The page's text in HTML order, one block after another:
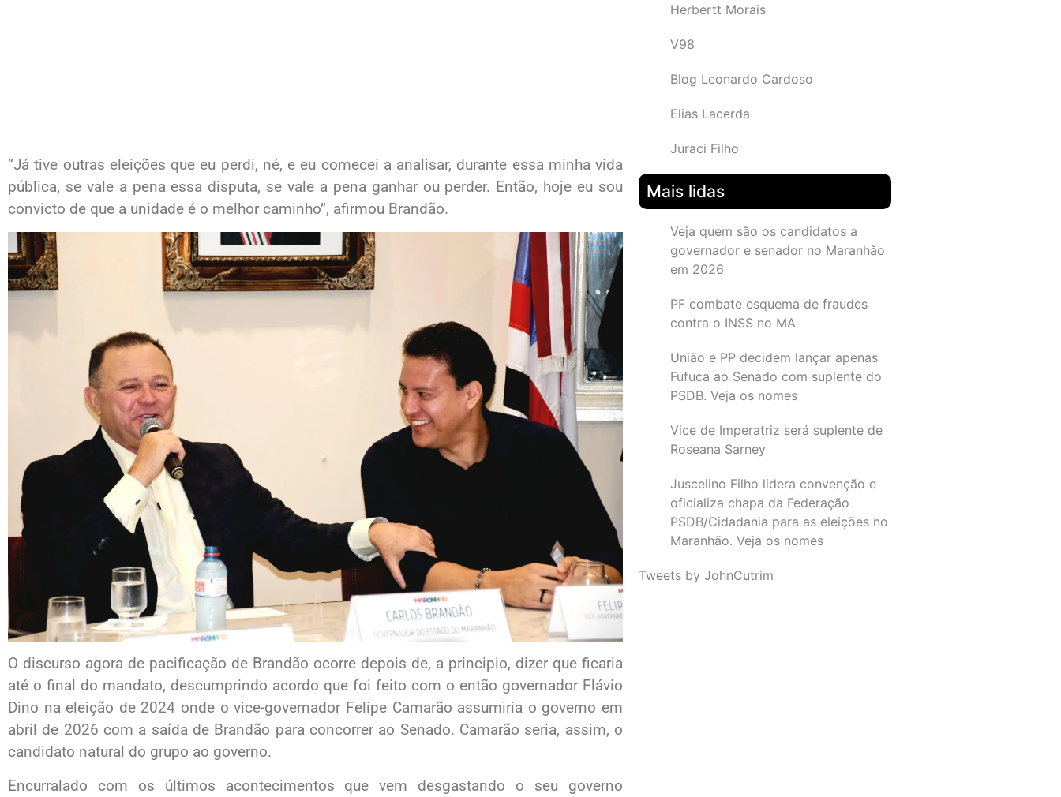
“Já tive outras eleições que eu perdi, né, e eu comecei a analisar, durante essa minha vida
pública, se vale a pena essa disputa, se vale a pena ganhar ou perder. Então, hoje eu sou
convicto de que a unidade é o melhor caminho”, afirmou Brandão.
O discurso agora de pacificação de Brandão ocorre depois de, a principio, dizer que ficaria
até o final do mandato, descumprindo acordo que foi feito com o então governador Flávio
Dino na eleição de 2024 onde o vice-governador Felipe Camarão assumiria o governo em
abril de 2026 com a saída de Brandão para concorrer ao Senado. Camarão seria, assim, o
candidato natural do grupo ao governo.
Encurralado com os últimos acontecimentos que vem desgastando o seu governo
Herbertt Morais
V98
Blog Leonardo Cardoso
Elias Lacerda
Juraci Filho
Mais lidas
Veja quem são os candidatos a
governador e senador no Maranhão
em 2026
PF combate esquema de fraudes
contra o INSS no MA
União e PP decidem lançar apenas
Fufuca ao Senado com suplente do
PSDB. Veja os nomes
Vice de Imperatriz será suplente de
Roseana Sarney
Juscelino Filho lidera convenção e
oficializa chapa da Federação
PSDB/Cidadania para as eleições no
Maranhão. Veja os nomes
Tweets by JohnCutrim